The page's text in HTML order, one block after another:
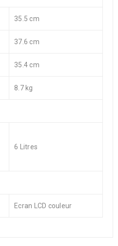
35.5 cm
37.6 cm
35.4 cm
8.7 kg
6 Litres
Ecran LCD couleur